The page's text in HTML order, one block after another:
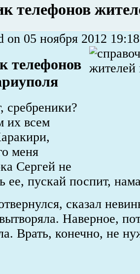
телефонов
on 05 ноября 2012
телефонов
сребреники?
их всем
меня
Сергей не
ее, пускай поспит,
сказал
Наверное,
Врать, конечно, не